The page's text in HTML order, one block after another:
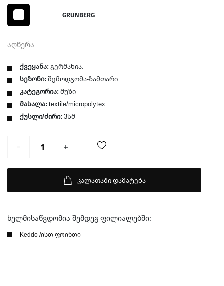
GRUNBERG
აღწერა:
ქვეყანა: გერმანია.
სეზონი: შემოდგომა-ზამთარი.
კატეგორია: შუზი
მასალა: textile/micropolytex
ქუსლი/ძირი: 3სმ
კალათაში დამატება
ხელმისაწვდომია შემდეგ ფილიალებში:
Keddo /ისთ ფოინთი